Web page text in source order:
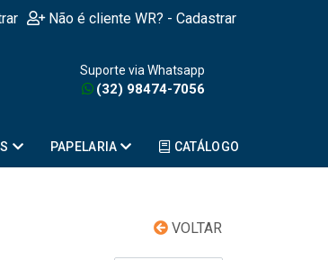
Não é cliente WR? - Cadastrar
Suporte via Whatsapp
(32) 98474-7056
PAPELARIA CATÁLOGO
VOLTAR